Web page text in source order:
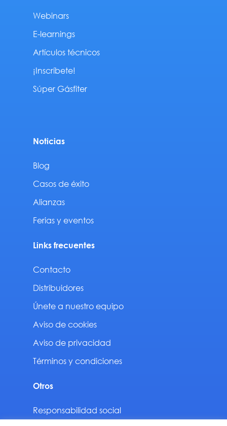
Webinars
E-learnings
Artículos técnicos
¡Inscríbete!
Súper Gásfiter
Noticias
Blog
Casos de éxito
Alianzas
Ferias y eventos
Links frecuentes
Contacto
Distribuidores
Únete a nuestro equipo
Aviso de cookies
Aviso de privacidad
Términos y condiciones
Otros
Responsabilidad social